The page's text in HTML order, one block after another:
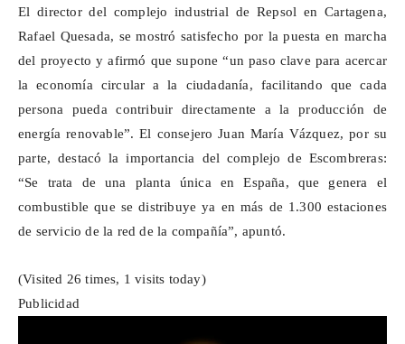
El director del complejo industrial de Repsol en Cartagena,
Rafael Quesada, se mostró satisfecho por la puesta en marcha
del proyecto y afirmó que supone “un paso clave para acercar
la economía circular a la ciudadanía, facilitando que cada
persona pueda contribuir directamente a la producción de
energía renovable”. El consejero Juan María Vázquez, por su
parte, destacó la importancia del complejo de Escombreras:
“Se trata de una planta única en España, que genera el
combustible que se distribuye ya en más de 1.300 estaciones
de servicio de la red de la compañía”, apuntó.
(Visited 26 times, 1 visits today)
Publicidad